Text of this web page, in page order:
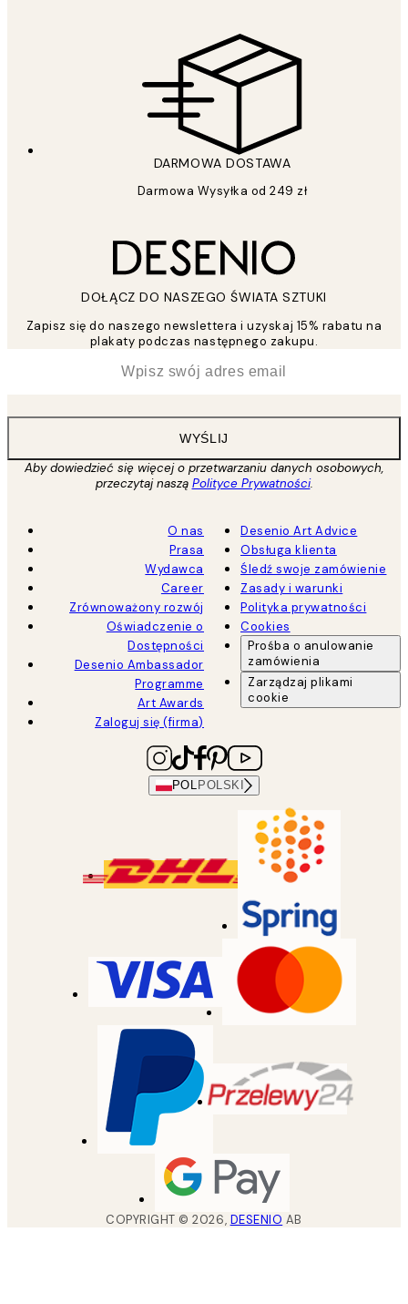
DARMOWA DOSTAWA
Darmowa Wysyłka od 249 zł
DOŁĄCZ DO NASZEGO ŚWIATA SZTUKI
Zapisz się do naszego newslettera i uzyskaj 15% rabatu na
plakaty podczas następnego zakupu.
WYŚLIJ
Aby dowiedzieć się więcej o przetwarzaniu danych osobowych,
przeczytaj naszą Polityce Prywatności.
O nas
Prasa
Wydawca
Career
Zrównoważony rozwój
Oświadczenie o
Dostępności
Desenio Ambassador
Programme
Art Awards
Zaloguj się (firma)
Desenio Art Advice
Obsługa klienta
Śledź swoje zamówienie
Zasady i warunki
Polityka prywatności
Cookies
Prośba o anulowanie
zamówienia
Zarządzaj plikami
cookie
POL POLSKI
COPYRIGHT ©2026, DESENIO AB